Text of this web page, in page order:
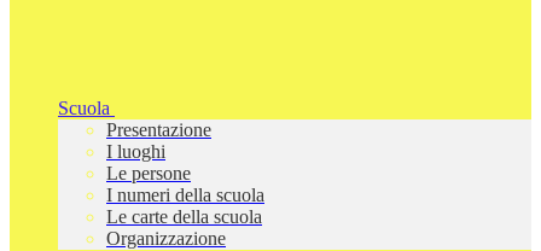
Scuola
Presentazione
I luoghi
Le persone
I numeri della scuola
Le carte della scuola
Organizzazione